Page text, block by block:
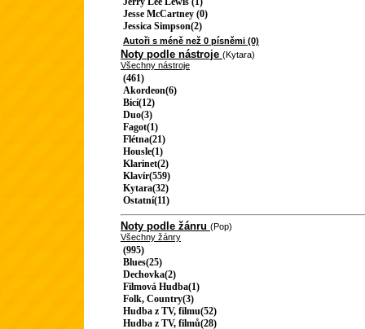
Jesse McCartney (0)
Jessica Simpson(2)
Autoři s méně než 0 písněmi (0)
Noty podle nástroje (Kytara)
Všechny nástroje
(461)
Akordeon(6)
Bicí(12)
Duo(3)
Fagot(1)
Flétna(21)
Housle(1)
Klarinet(2)
Klavír(559)
Kytara(32)
Ostatní(11)
Noty podle žánru (Pop)
Všechny žánry
(995)
Blues(25)
Dechovka(2)
Filmová Hudba(1)
Folk, Country(3)
Hudba z TV, filmu(52)
Hudba z TV, filmů(28)